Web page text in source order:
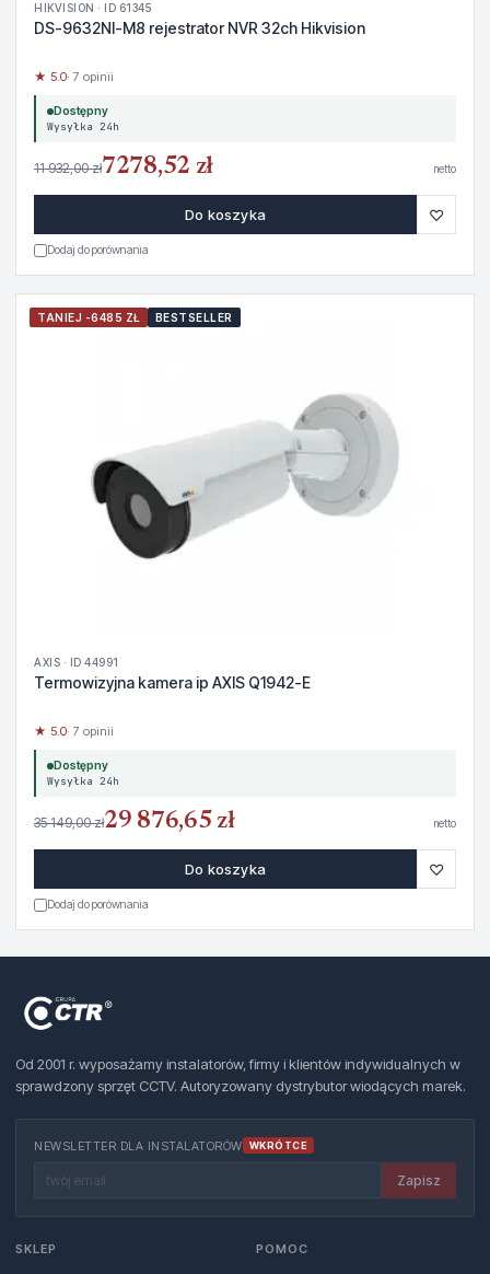
HIKVISION · ID 61345
DS-9632NI-M8 rejestrator NVR 32ch Hikvision
★ 5.0· 7 opinii
Dostępny
Wysyłka 24h
11 932,00 zł7278,52 zł netto
Do koszyka ♡
Dodaj do porównania
TANIEJ -6485 ZŁ BESTSELLER
AXIS · ID 44991
Termowizyjna kamera ip AXIS Q1942-E
★ 5.0· 7 opinii
Dostępny
Wysyłka 24h
35 149,00 zł29 876,65 zł netto
Do koszyka ♡
Dodaj do porównania
Od 2001 r. wyposażamy instalatorów, firmy i klientów indywidualnych w
sprawdzony sprzęt CCTV. Autoryzowany dystrybutor wiodących marek.
NEWSLETTER DLA INSTALATORÓW WKRÓTCE
Zapisz
SKLEP POMOC